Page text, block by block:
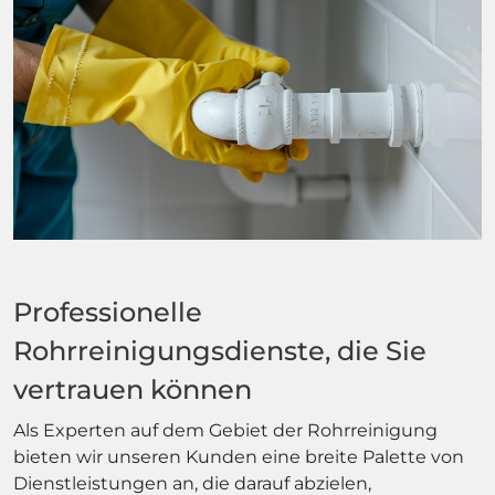
Professionelle
Rohrreinigungsdienste, die Sie
vertrauen können
Als Experten auf dem Gebiet der Rohrreinigung
bieten wir unseren Kunden eine breite Palette von
Dienstleistungen an, die darauf abzielen,